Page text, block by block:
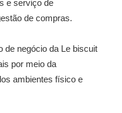
e serviço de
de compras.
de negócio da Le biscuit
por meio da
ambientes físico e